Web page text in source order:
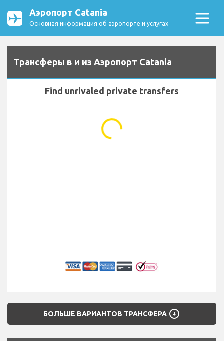
Аэропорт Catania
Основная информация об аэропорте и услугах
Трансферы в и из Аэропорт Catania
Find unrivaled private transfers
БОЛЬШЕ ВАРИАНТОВ ТРАНСФЕРА arrow_circle_down